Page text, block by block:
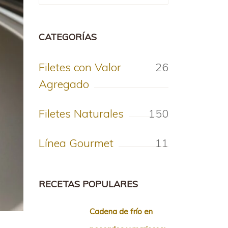
CATEGORÍAS
Filetes con Valor
Agregado
26
Filetes Naturales 150
Línea Gourmet 11
RECETAS POPULARES
Cadena de frío en